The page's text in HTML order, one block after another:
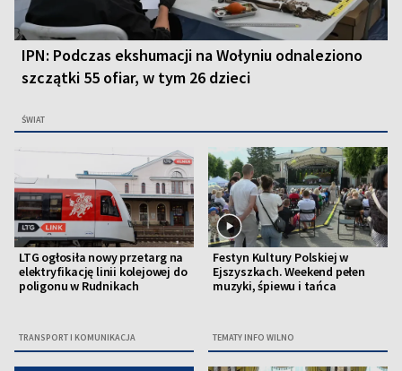
IPN: Podczas ekshumacji na Wołyniu odnaleziono
szczątki 55 ofiar, w tym 26 dzieci
ŚWIAT
LTG ogłosiła nowy przetarg na
elektryfikację linii kolejowej do
poligonu w Rudnikach
TRANSPORT I KOMUNIKACJA
Festyn Kultury Polskiej w
Ejszyszkach. Weekend pełen
muzyki, śpiewu i tańca
TEMATY INFO WILNO